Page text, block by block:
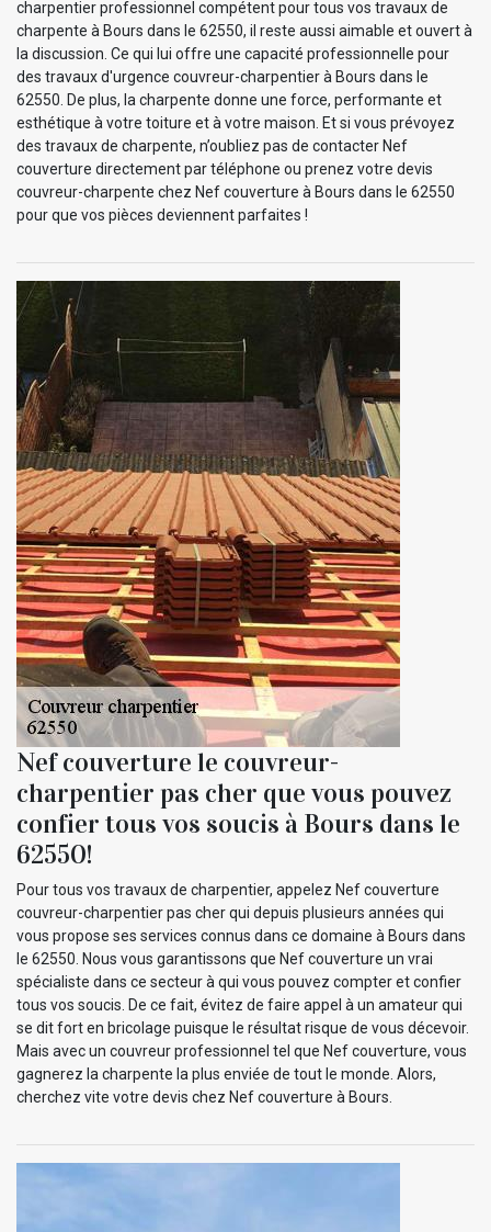
charpentier professionnel compétent pour tous vos travaux de
charpente à Bours dans le 62550, il reste aussi aimable et ouvert à
la discussion. Ce qui lui offre une capacité professionnelle pour
des travaux d'urgence couvreur-charpentier à Bours dans le
62550. De plus, la charpente donne une force, performante et
esthétique à votre toiture et à votre maison. Et si vous prévoyez
des travaux de charpente, n’oubliez pas de contacter Nef
couverture directement par téléphone ou prenez votre devis
couvreur-charpente chez Nef couverture à Bours dans le 62550
pour que vos pièces deviennent parfaites !
Nef couverture le couvreur-
charpentier pas cher que vous pouvez
confier tous vos soucis à Bours dans le
62550!
Pour tous vos travaux de charpentier, appelez Nef couverture
couvreur-charpentier pas cher qui depuis plusieurs années qui
vous propose ses services connus dans ce domaine à Bours dans
le 62550. Nous vous garantissons que Nef couverture un vrai
spécialiste dans ce secteur à qui vous pouvez compter et confier
tous vos soucis. De ce fait, évitez de faire appel à un amateur qui
se dit fort en bricolage puisque le résultat risque de vous décevoir.
Mais avec un couvreur professionnel tel que Nef couverture, vous
gagnerez la charpente la plus enviée de tout le monde. Alors,
cherchez vite votre devis chez Nef couverture à Bours.